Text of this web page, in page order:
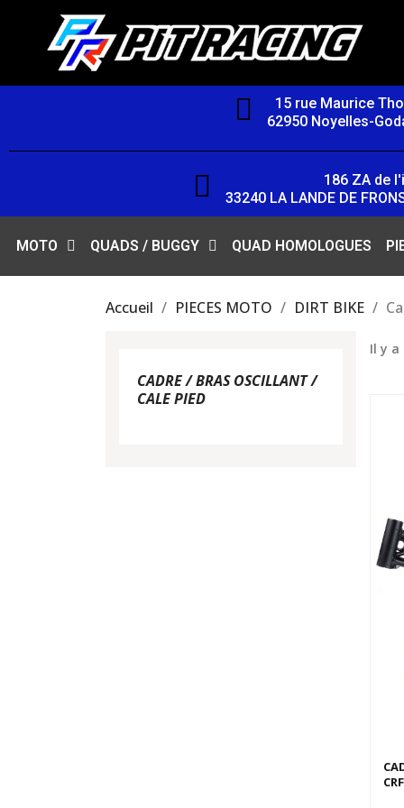
15 rue Maurice
62950 Noyelles-
186 ZA de
33240 LA LANDE DE
MOTO QUADS / BUGGY QUAD HOMOLOGUES
Accueil PIECES MOTO DIRT BIKE
CADRE / BRAS OSCILLANT /
CALE PIED
Il y a